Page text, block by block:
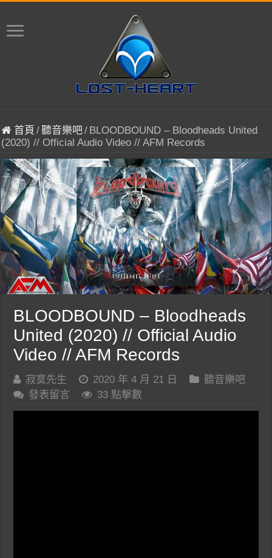
首頁 /聽音樂吧/ BLOODBOUND – Bloodheads United
(2020) // Official Audio Video // AFM Records
BLOODBOUND – Bloodheads
United (2020) // Official Audio
Video // AFM Records
寂寞先生 2020 年 4 月 21 日
聽音樂吧
發表留言
33 點擊數